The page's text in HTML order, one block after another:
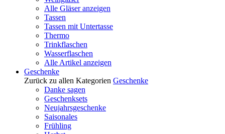
Alle Gläser anzeigen
Tassen
Tassen mit Untertasse
Thermo
Trinkflaschen
Wasserflaschen
Alle Artikel anzeigen
Geschenke
Zurück zu allen Kategorien Geschenke
Danke sagen
Geschenksets
Neujahrsgeschenke
Saisonales
Frühling